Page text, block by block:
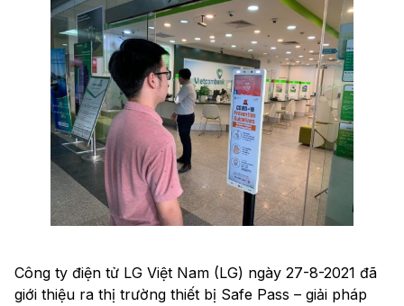
Công ty điện tử LG Việt Nam (LG) ngày 27-8-2021 đã
giới thiệu ra thị trường thiết bị Safe Pass – giải pháp